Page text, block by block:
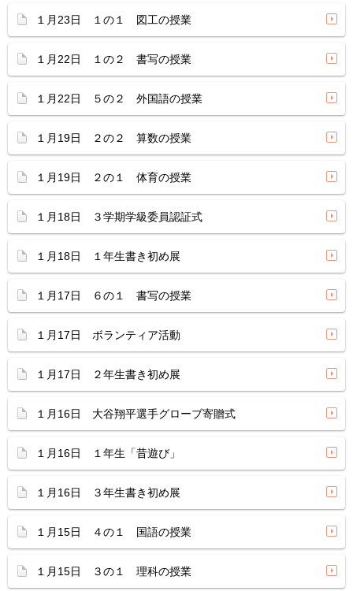
１月23日 １の１ 図工の授業
１月22日 １の２ 書写の授業
１月22日 ５の２ 外国語の授業
１月19日 ２の２ 算数の授業
１月19日 ２の１ 体育の授業
１月18日 ３学期学級委員認証式
１月18日 １年生書き初め展
１月17日 ６の１ 書写の授業
１月17日 ボランティア活動
１月17日 ２年生書き初め展
１月16日 大谷翔平選手グローブ寄贈式
１月16日 １年生「昔遊び」
１月16日 ３年生書き初め展
１月15日 ４の１ 国語の授業
１月15日 ３の１ 理科の授業